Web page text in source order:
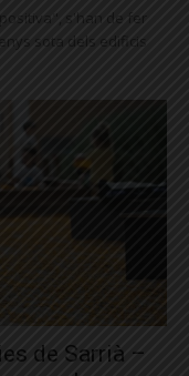
s'han de fer
sota dels edificis
de Sarrià –